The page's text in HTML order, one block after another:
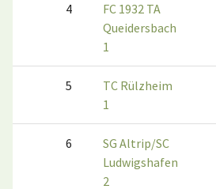
4
FC 1932 TA
Queidersbach
1
5
TC Rülzheim
1
6
SG Altrip/SC
Ludwigshafen
2